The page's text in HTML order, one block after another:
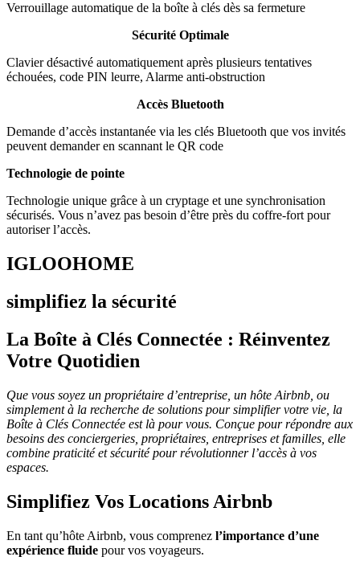
Verrouillage automatique de la boîte à clés dès sa fermeture
Sécurité Optimale
Clavier désactivé automatiquement après plusieurs tentatives
échouées, code PIN leurre, Alarme anti-obstruction
Accès Bluetooth
Demande d’accès instantanée via les clés Bluetooth que vos invités
peuvent demander en scannant le QR code
Technologie de pointe
Technologie unique grâce à un cryptage et une synchronisation
sécurisés. Vous n’avez pas besoin d’être près du coffre-fort pour
autoriser l’accès.
IGLOOHOME
simplifiez la sécurité
La Boîte à Clés Connectée : Réinventez
Votre Quotidien
Que vous soyez un propriétaire d’entreprise, un hôte Airbnb, ou
simplement à la recherche de solutions pour simplifier votre vie, la
Boîte à Clés Connectée est là pour vous. Conçue pour répondre aux
besoins des conciergeries, propriétaires, entreprises et familles, elle
combine praticité et sécurité pour révolutionner l’accès à vos
espaces.
Simplifiez Vos Locations Airbnb
En tant qu’hôte Airbnb, vous comprenez l’importance d’une
expérience fluide pour vos voyageurs.